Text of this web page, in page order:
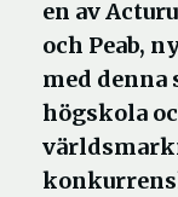
en av
och Peab,
med
högskola